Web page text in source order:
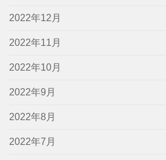
2022年12月
2022年11月
2022年10月
2022年9月
2022年8月
2022年7月